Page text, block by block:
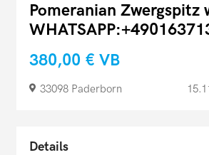
Pomeranian Zwergspitz
380,00 € VB
33098 Paderborn
Details